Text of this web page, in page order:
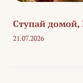
Ступай домой,
21.07.2026